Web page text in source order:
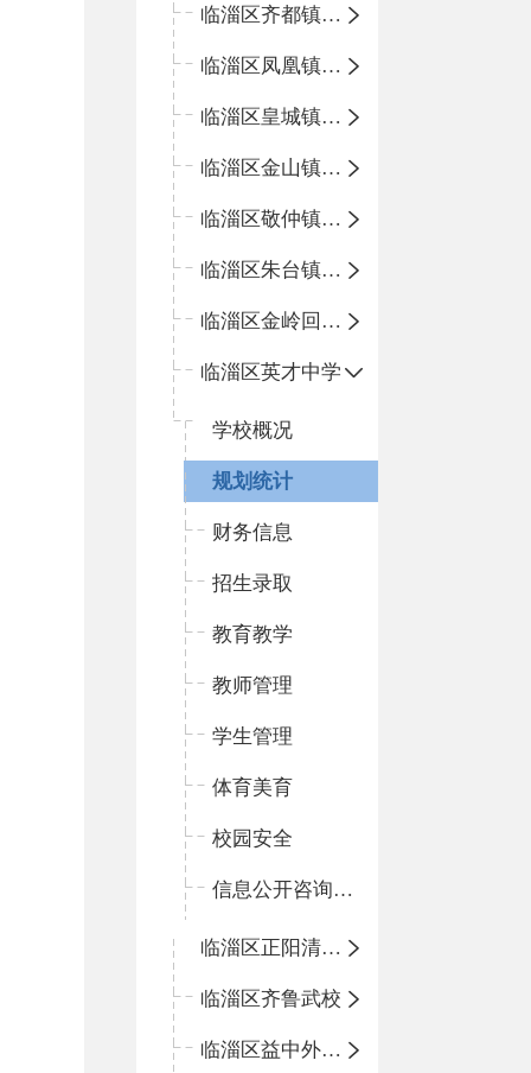
临淄区齐都镇中心学校
临淄区凤凰镇中心学校
临淄区皇城镇中心学校
临淄区金山镇中心学校
临淄区敬仲镇中心学校
临淄区朱台镇中心学校
临淄区金岭回族镇中心学校
临淄区英才中学
学校概况
规划统计
财务信息
招生录取
教育教学
教师管理
学生管理
体育美育
校园安全
信息公开咨询指南
临淄区正阳清北实验学校
临淄区齐鲁武校
临淄区益中外语学校